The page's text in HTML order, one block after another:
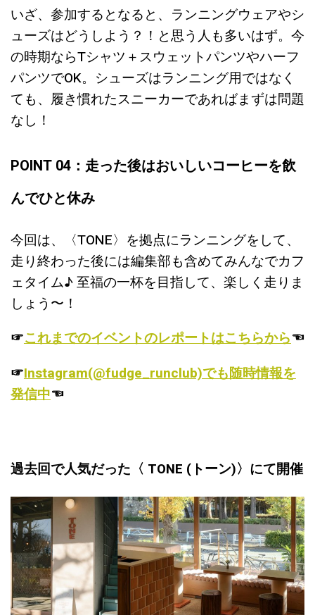
いざ、参加するとなると、ランニングウェアやシ
ューズはどうしよう？！と思う人も多いはず。今
の時期ならTシャツ＋スウェットパンツやハーフ
パンツでOK。シューズはランニング用ではなく
ても、履き慣れたスニーカーであればまずは問題
なし！
POINT 04：走った後はおいしいコーヒーを飲
んでひと休み
今回は、〈TONE〉を拠点にランニングをして、
走り終わった後には編集部も含めてみんなでカフ
ェタイム♪ 至福の一杯を目指して、楽しく走りま
しょう〜！
☞これまでのイベントのレポートはこちらから☜
☞Instagram(@fudge_runclub)でも随時情報を
発信中☜
過去回で人気だった〈 TONE (トーン)〉にて開催